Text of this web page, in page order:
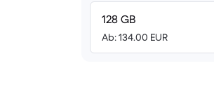
128 GB
Ab: 134.00 EUR